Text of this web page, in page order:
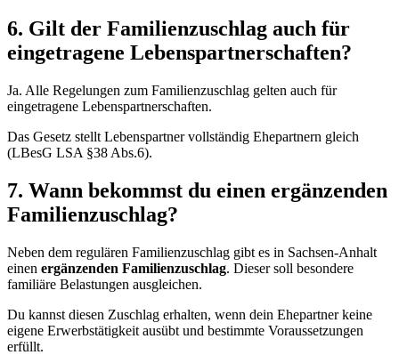
6. Gilt der Familienzuschlag auch für
eingetragene Lebenspartnerschaften?
Ja. Alle Regelungen zum Familienzuschlag gelten auch für
eingetragene Lebenspartnerschaften.
Das Gesetz stellt Lebenspartner vollständig Ehepartnern gleich
(LBesG LSA §38 Abs.6).
7. Wann bekommst du einen ergänzenden
Familienzuschlag?
Neben dem regulären Familienzuschlag gibt es in Sachsen-Anhalt
einen ergänzenden Familienzuschlag. Dieser soll besondere
familiäre Belastungen ausgleichen.
Du kannst diesen Zuschlag erhalten, wenn dein Ehepartner keine
eigene Erwerbstätigkeit ausübt und bestimmte Voraussetzungen
erfüllt.